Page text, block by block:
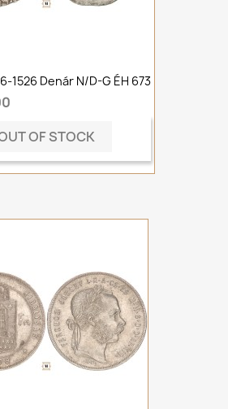
1526 Denár N/D-G ÉH 673
OF STOCK